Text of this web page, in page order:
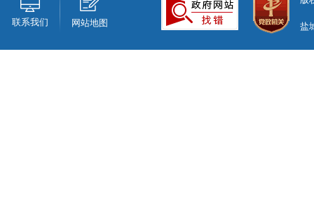
联系我们 网站地图 盐